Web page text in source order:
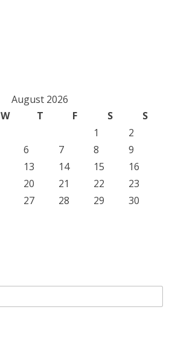
August 2026
W T F S
S
1
2
6 7 8
9
13 14 15
16
20 21 22
23
27 28 29
30